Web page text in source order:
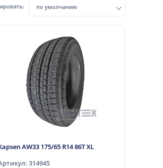
по умолчанию
AW33 175/65 R14 86T XL
314945